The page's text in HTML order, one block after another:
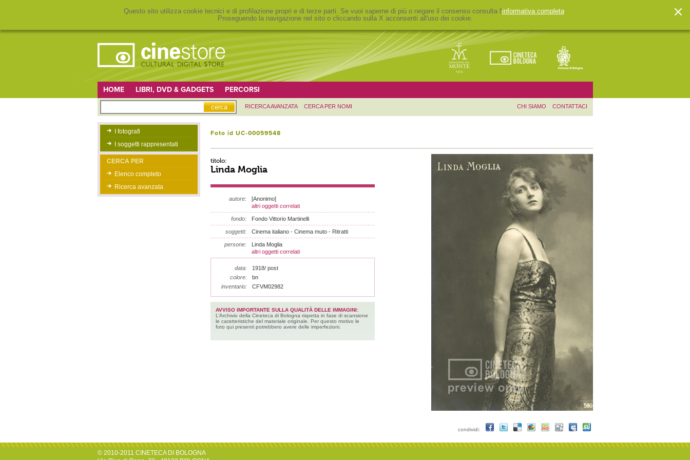
Questo sito utilizza cookie tecnici e di profilazione propri e di terze parti. Se vuoi saperne di più o negare il consenso consulta l'informativa completa.
Proseguendo la navigazione nel sito o cliccando sulla X acconsenti all'uso dei cookie.
HOME LIBRI, DVD & GADGETS PERCORSI
RICERCA AVANZATA CERCA PER NOMI CHI SIAMO CONTATTACI
I fotografi
I soggetti rappresentati
CERCA PER
Elenco completo
Ricerca avanzata
Foto id UC-00059548
titolo:
Linda Moglia
autore:
[Anonimo]
altri oggetti correlati
fondo: Fondo Vittorio Martinelli
soggetti: Cinema italiano - Cinema muto - Ritratti
persone:
Linda Moglia
altri oggetti correlati
data:
1918/ post
colore:
bn
inventario:
CFVM02982
AVVISO IMPORTANTE SULLA QUALITÀ DELLE IMMAGINI:
L’Archivio della Cineteca di Bologna rispetta in fase di scansione
le caratteristiche del materiale originale. Per questo motivo le
foto qui presenti potrebbero avere delle imperfezioni.
condividi:
© 2010-2011 CINETECA DI BOLOGNA